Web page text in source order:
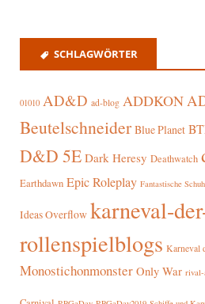
SCHLAGWÖRTER
01010 AD&D ad-blog ADDKON
Beutelschneider Blue Planet
D&D 5E Dark Heresy Deathwatch
Earthdawn Epic Roleplay Fantastische
Ideas Overflow karneval-
rollenspielblogs Karneval
Monostichonmonster Only War rival-